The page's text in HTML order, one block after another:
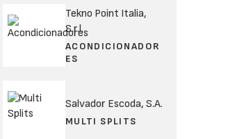
Tekno Point Italia,
S.r.l.
ACONDICIONADOR
ES
Salvador Escoda, S.A.
MULTI SPLITS